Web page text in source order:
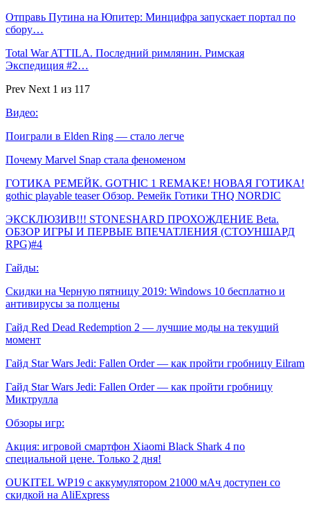
Отправь Путина на Юпитер: Минцифра запускает портал по
сбору…
Total War ATTILA. Последний римлянин. Римская
Экспедиция #2…
Prev Next 1 из 117
Видео:
Поиграли в Elden Ring — стало легче
Почему Marvel Snap стала феноменом
ГОТИКА РЕМЕЙК. GOTHIC 1 REMAKE! НОВАЯ ГОТИКА!
gothic playable teaser Обзор. Ремейк Готики THQ NORDIC
ЭКСКЛЮЗИВ!!! STONESHARD ПРОХОЖДЕНИЕ Beta.
ОБЗОР ИГРЫ И ПЕРВЫЕ ВПЕЧАТЛЕНИЯ (СТОУНШАРД
RPG)#4
Гайды:
Скидки на Черную пятницу 2019: Windows 10 бесплатно и
антивирусы за полцены
Гайд Red Dead Redemption 2 — лучшие моды на текущий
момент
Гайд Star Wars Jedi: Fallen Order — как пройти гробницу Eilram
Гайд Star Wars Jedi: Fallen Order — как пройти гробницу
Миктрулла
Обзоры игр:
Акция: игровой смартфон Xiaomi Black Shark 4 по
специальной цене. Только 2 дня!
OUKITEL WP19 с аккумулятором 21000 мАч доступен со
скидкой на AliExpress